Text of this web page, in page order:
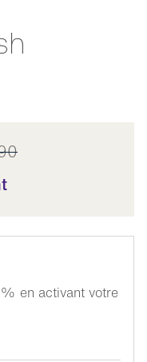
en activant votre